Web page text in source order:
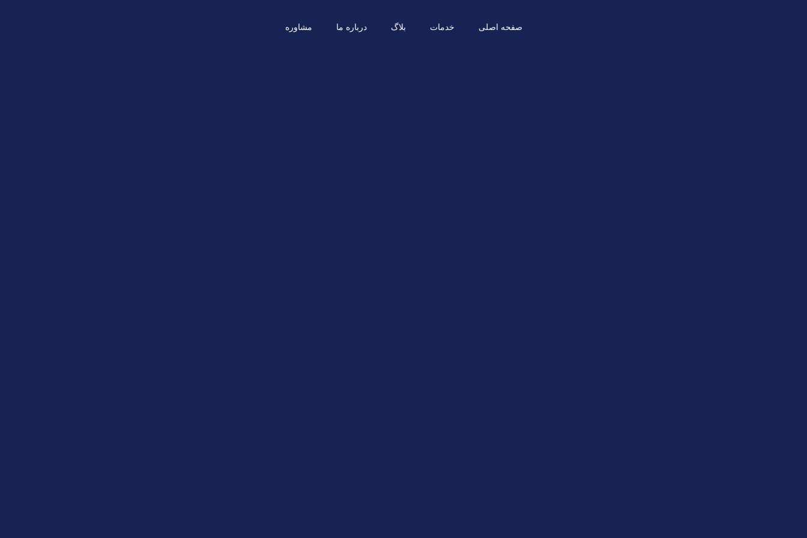
صفحه اصلی خدمات بلاگ درباره ما مشاوره